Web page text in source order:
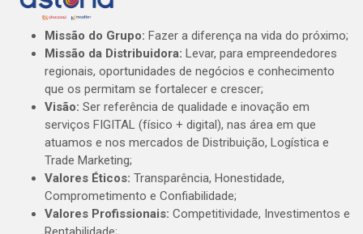
Missão do Grupo: Fazer a diferença na vida do próximo;
Missão da Distribuidora: Levar, para empreendedores
regionais, oportunidades de negócios e conhecimento
que os permitam se fortalecer e crescer;
Visão: Ser referência de qualidade e inovação em
serviços FIGITAL (físico + digital), nas área em que
atuamos e nos mercados de Distribuição, Logística e
Trade Marketing;
Valores Éticos: Transparência, Honestidade,
Comprometimento e Confiabilidade;
Valores Profissionais: Competitividade, Investimentos e